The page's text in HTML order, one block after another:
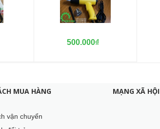
500.000₫
MUA HÀNG
vận chuyển
MẠNG XÃ HỘI